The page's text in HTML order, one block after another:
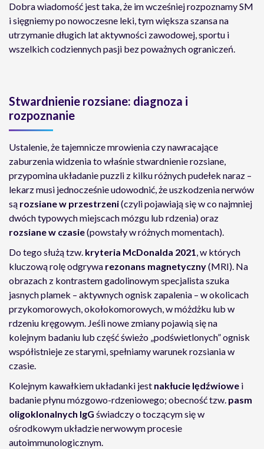
Dobra wiadomość jest taka, że im wcześniej rozpoznamy SM
i sięgniemy po nowoczesne leki, tym większa szansa na
utrzymanie długich lat aktywności zawodowej, sportu i
wszelkich codziennych pasji bez poważnych ograniczeń.
Stwardnienie rozsiane: diagnoza i
rozpoznanie
Ustalenie, że tajemnicze mrowienia czy nawracające
zaburzenia widzenia to właśnie stwardnienie rozsiane,
przypomina układanie puzzli z kilku różnych pudełek naraz –
lekarz musi jednocześnie udowodnić, że uszkodzenia nerwów
są rozsiane w przestrzeni(czyli pojawiają się w co najmniej
dwóch typowych miejscach mózgu lub rdzenia) oraz
rozsiane w czasie(powstały w różnych momentach).
Do tego służą tzw. kryteria McDonalda 2021, w których
kluczową rolę odgrywa rezonans magnetyczny(MRI). Na
obrazach z kontrastem gadolinowym specjalista szuka
jasnych plamek – aktywnych ognisk zapalenia – w okolicach
przykomorowych, okołokomorowych, w móżdżku lub w
rdzeniu kręgowym. Jeśli nowe zmiany pojawią się na
kolejnym badaniu lub część świeżo „podświetlonych” ognisk
współistnieje ze starymi, spełniamy warunek rozsiania w
czasie.
Kolejnym kawałkiem układanki jest nakłucie lędźwiowe i
badanie płynu mózgowo-rdzeniowego; obecność tzw. pasm
oligoklonalnych IgG świadczy o toczącym się w
ośrodkowym układzie nerwowym procesie
autoimmunologicznym.